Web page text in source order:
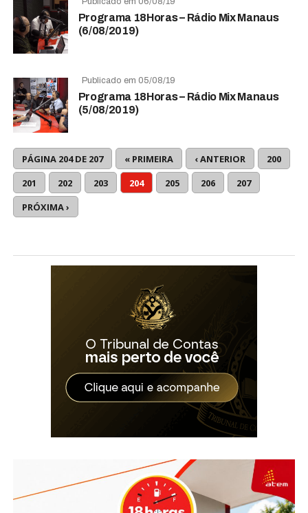
Programa 18Horas – Rádio Mix Manaus
(6/08/2019)
Publicado em 05/08/19
Programa 18Horas – Rádio Mix Manaus
(5/08/2019)
PÁGINA 204 DE 207 « PRIMEIRA ‹ ANTERIOR
200
201
202 203 204 205 206
207
PRÓXIMA ›